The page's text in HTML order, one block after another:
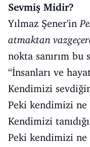
Sevmiş Midir?
Yılmaz Şener'in
atmaktan
nokta sanırım
“İnsanları ve
Kendimizi
Peki kendimizi ne
Kendimizi
Peki kendimizi ne